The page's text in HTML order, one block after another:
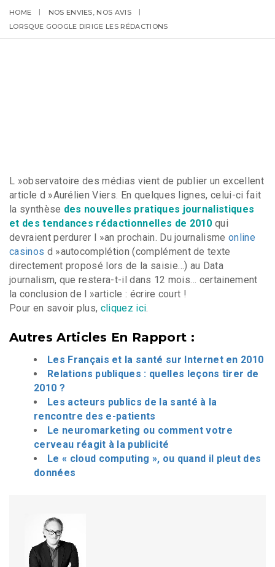
HOME
NOS ENVIES, NOS AVIS
LORSQUE GOOGLE DIRIGE LES RÉDACTIONS
L »observatoire des médias vient de publier un excellent
article d »Aurélien Viers. En quelques lignes, celui-ci fait
la synthèse des nouvelles pratiques journalistiques
et des tendances rédactionnelles de 2010 qui
devraient perdurer l »an prochain. Du journalismeonline
casinos d »autocomplétion (complément de texte
directement proposé lors de la saisie…) au Data
journalism, que restera-t-il dans 12 mois… certainement
la conclusion de l »article : écrire court !
Pour en savoir plus, cliquez ici.
Autres Articles En Rapport :
Les Français et la santé sur Internet en 2010
Relations publiques : quelles leçons tirer de
2010 ?
Les acteurs publics de la santé à la
rencontre des e-patients
Le neuromarketing ou comment votre
cerveau réagit à la publicité
Le « cloud computing », ou quand il pleut des
données